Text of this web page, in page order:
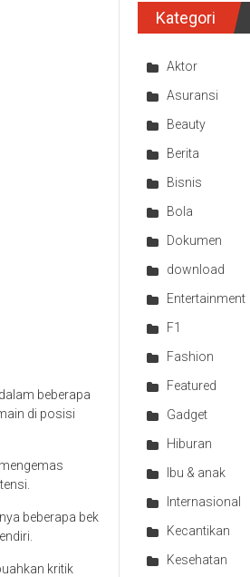
beberapa
di posisi
beberapa bek
kritik
Kategori
Aktor
Asuransi
Beauty
Berita
Bisnis
Bola
Dokumen
download
Entertainment
F1
Fashion
Featured
Gadget
Hiburan
Ibu & anak
Internasional
Kecantikan
Kesehatan